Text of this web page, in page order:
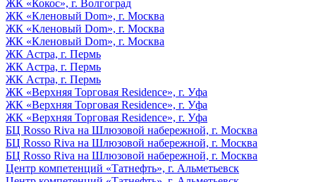
ЖК «Кокос», г. Волгоград
ЖК «Кленовый Dom», г. Москва
ЖК «Кленовый Dom», г. Москва
ЖК «Кленовый Dom», г. Москва
ЖК Астра, г. Пермь
ЖК Астра, г. Пермь
ЖК Астра, г. Пермь
ЖК «Верхняя Торговая Residence», г. Уфа
ЖК «Верхняя Торговая Residence», г. Уфа
ЖК «Верхняя Торговая Residence», г. Уфа
БЦ Rosso Riva на Шлюзовой набережной, г. Москва
БЦ Rosso Riva на Шлюзовой набережной, г. Москва
БЦ Rosso Riva на Шлюзовой набережной, г. Москва
Центр компетенций «Татнефть», г. Альметьевск